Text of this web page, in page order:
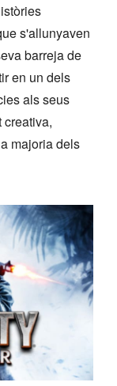
s'allunyaven
barreja de
en un dels
als seus
majoria dels